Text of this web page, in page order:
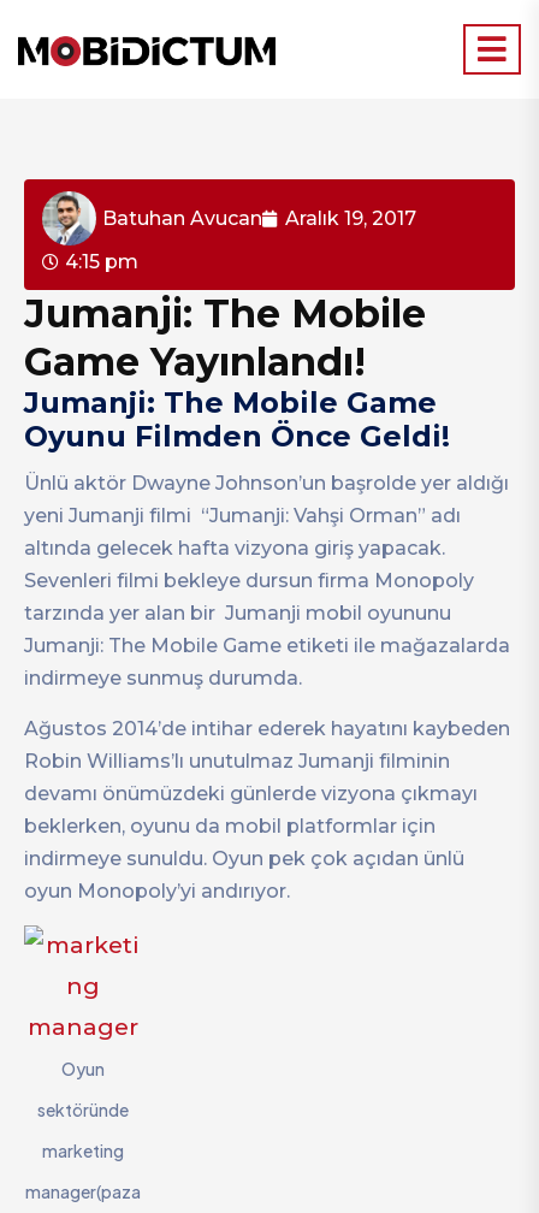
Batuhan Avucan
Aralık 19, 2017
4:15 pm
Jumanji: The Mobile
Game Yayınlandı!
Jumanji: The Mobile Game
Oyunu Filmden Önce Geldi!
Ünlü aktör Dwayne Johnson’un başrolde yer aldığı
yeni Jumanji filmi “Jumanji: Vahşi Orman” adı
altında gelecek hafta vizyona giriş yapacak.
Sevenleri filmi bekleye dursun firma Monopoly
tarzında yer alan bir Jumanji mobil oyununu
Jumanji: The Mobile Game etiketi ile mağazalarda
indirmeye sunmuş durumda.
Ağustos 2014’de intihar ederek hayatını kaybeden
Robin Williams’lı unutulmaz Jumanji filminin
devamı önümüzdeki günlerde vizyona çıkmayı
beklerken, oyunu da mobil platformlar için
indirmeye sunuldu. Oyun pek çok açıdan ünlü
oyun Monopoly’yi andırıyor.
Oyun
sektöründe
marketing
manager(paza